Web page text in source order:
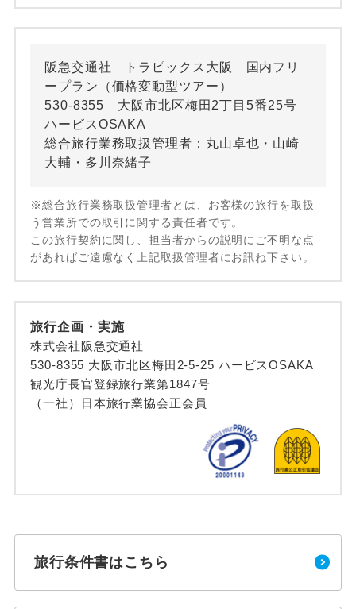
阪急交通社 トラピックス大阪 国内フリ
ープラン（価格変動型ツアー）
530-8355 大阪市北区梅田2丁目5番25号
ハービスOSAKA
総合旅行業務取扱管理者：丸山卓也・山崎
大輔・多川奈緒子
※総合旅行業務取扱管理者とは、お客様の旅行を取扱
う営業所での取引に関する責任者です。
この旅行契約に関し、担当者からの説明にご不明な点
があればご遠慮なく上記取扱管理者にお訊ね下さい。
旅行企画・実施
株式会社阪急交通社
530-8355 大阪市北区梅田2-5-25 ハービスOSAKA
観光庁長官登録旅行業第1847号
（一社）日本旅行業協会正会員
旅行条件書はこちら